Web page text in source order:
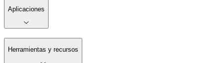
Aplicaciones
Herramientas y recursos